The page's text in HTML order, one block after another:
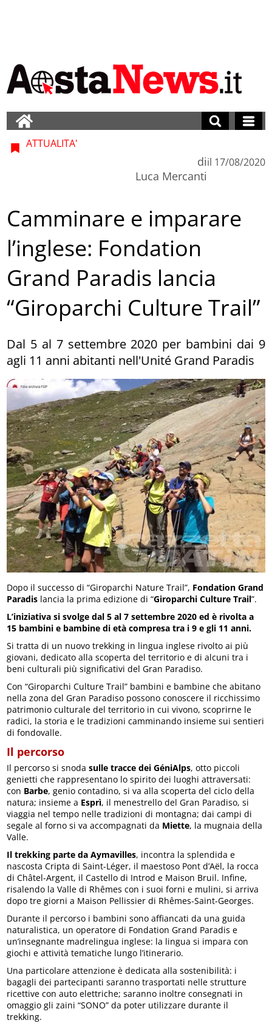
ATTUALITA'
di
Luca Mercanti
il 17/08/2020
Camminare e imparare
l’inglese: Fondation
Grand Paradis lancia
“Giroparchi Culture Trail”
Dal 5 al 7 settembre 2020 per bambini dai 9
agli 11 anni abitanti nell'Unité Grand Paradis
Dopo il successo di “Giroparchi Nature Trail”, Fondation Grand
Paradis lancia la prima edizione di “Giroparchi Culture Trail”.
L’iniziativa si svolge dal 5 al 7 settembre 2020 ed è rivolta a
15 bambini e bambine di età compresa tra i 9 e gli 11 anni.
Si tratta di un nuovo trekking in lingua inglese rivolto ai più
giovani, dedicato alla scoperta del territorio e di alcuni tra i
beni culturali più significativi del Gran Paradiso.
Con “Giroparchi Culture Trail” bambini e bambine che abitano
nella zona del Gran Paradiso possono conoscere il ricchissimo
patrimonio culturale del territorio in cui vivono, scoprirne le
radici, la storia e le tradizioni camminando insieme sui sentieri
di fondovalle.
Il percorso
Il percorso si snoda sulle tracce dei GéniAlps, otto piccoli
genietti che rappresentano lo spirito dei luoghi attraversati:
con Barbe, genio contadino, si va alla scoperta del ciclo della
natura; insieme a Esprì, il menestrello del Gran Paradiso, si
viaggia nel tempo nelle tradizioni di montagna; dai campi di
segale al forno si va accompagnati da Miette, la mugnaia della
Valle.
Il trekking parte da Aymavilles, incontra la splendida e
nascosta Cripta di Saint-Léger, il maestoso Pont d’Aël, la rocca
di Châtel-Argent, il Castello di Introd e Maison Bruil. Infine,
risalendo la Valle di Rhêmes con i suoi forni e mulini, si arriva
dopo tre giorni a Maison Pellissier di Rhêmes-Saint-Georges.
Durante il percorso i bambini sono affiancati da una guida
naturalistica, un operatore di Fondation Grand Paradis e
un’insegnante madrelingua inglese: la lingua si impara con
giochi e attività tematiche lungo l’itinerario.
Una particolare attenzione è dedicata alla sostenibilità: i
bagagli dei partecipanti saranno trasportati nelle strutture
ricettive con auto elettriche; saranno inoltre consegnati in
omaggio gli zaini “SONO” da poter utilizzare durante il
trekking.